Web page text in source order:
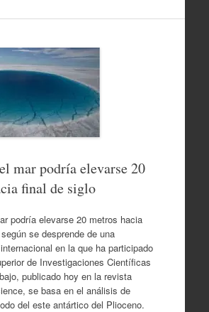
mar podría elevarse 20
final de siglo
podría elevarse 20 metros hacia
se desprende de una
en la que ha participado
de Investigaciones Científicas
publicado hoy en la revista
se basa en el análisis de
del este antártico del Plioceno.